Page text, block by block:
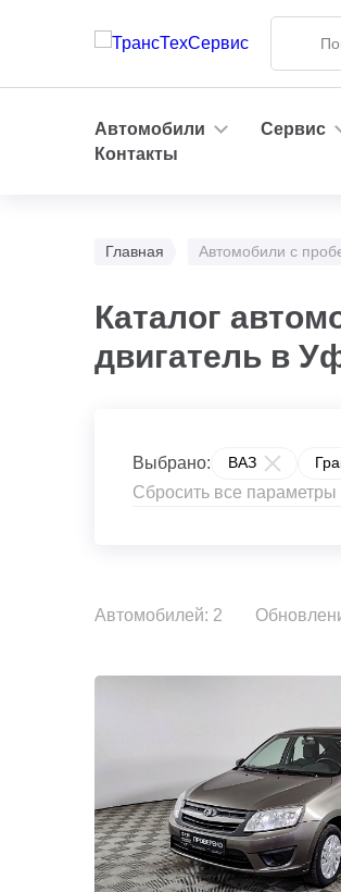
Автомобили Сервис
Контакты
Главная Автомобили с
Каталог
двигатель в
Выбрано: ВАЗ
Сбросить все параметры
Автомобилей: 2